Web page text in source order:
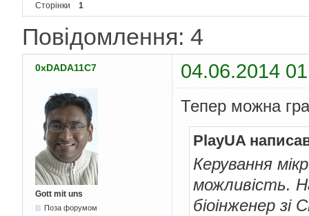
Сторінки 1
Повідомлення: 4
0xDADA11C7 04.06.2014
Gott mit uns
Поза форумом
Тепер можна
PlayUA
Керування
можливість.
біоінженер